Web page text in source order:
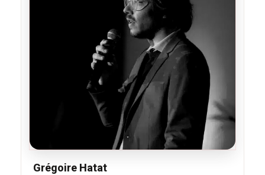
Grégoire Hatat